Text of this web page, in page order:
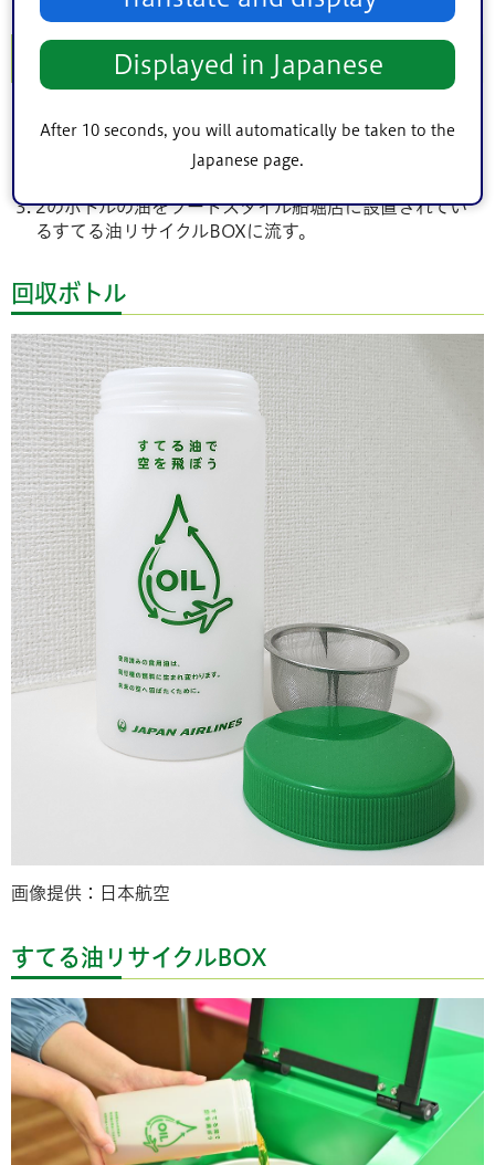
Displayed in Japanese
After 10 seconds, you will automatically be taken to the
Japanese page.
出し方
い、回収ボトルを受け取る。
ご家庭で出た廃食用油を回収ボトルへ入れる。
2のボトルの油をフードスタイル船堀店に設置されてい
るすてる油リサイクルBOXに流す。
回収ボトル
画像提供：日本航空
すてる油リサイクルBOX